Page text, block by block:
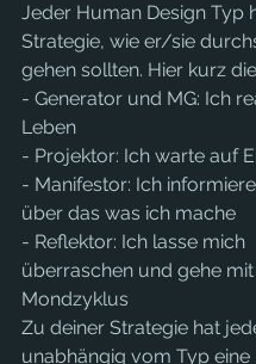
Jeder Human Design Typ
Strategie, wie er/sie
gehen sollten. Hier kurz
- Generator und MG: Ich
Leben
- Projektor: Ich warte auf
- Manifestor: Ich
über das was ich mache
- Reflektor: Ich lasse mich
überraschen und gehe
Mondzyklus
Zu deiner Strategie hat
unabhängig vom Typ eine